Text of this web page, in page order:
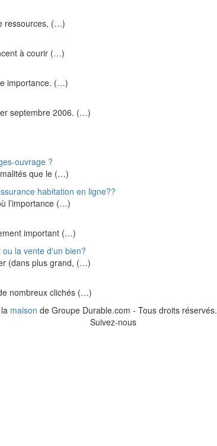
ressources, (…)
à courir (…)
importance. (…)
septembre 2006. (…)
ouvrage ?
que le (…)
habitation en ligne??
l’importance (…)
important (…)
la vente d'un bien?
(dans plus grand, (…)
nombreux clichés (…)
maison de Groupe Durable.com - Tous droits réservés.
Suivez-nous